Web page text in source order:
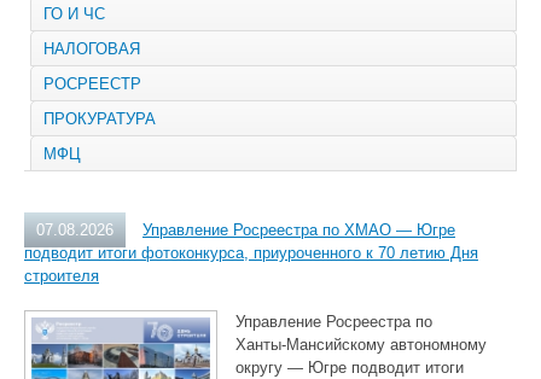
ГО И ЧС
НАЛОГОВАЯ
РОСРЕЕСТР
ПРОКУРАТУРА
МФЦ
07.08.2026
Управление Росреестра по ХМАО — Югре
подводит итоги фотоконкурса, приуроченного к 70 летию Дня
строителя
Управление Росреестра по
Ханты‑Мансийскому автономному
округу — Югре подводит итоги